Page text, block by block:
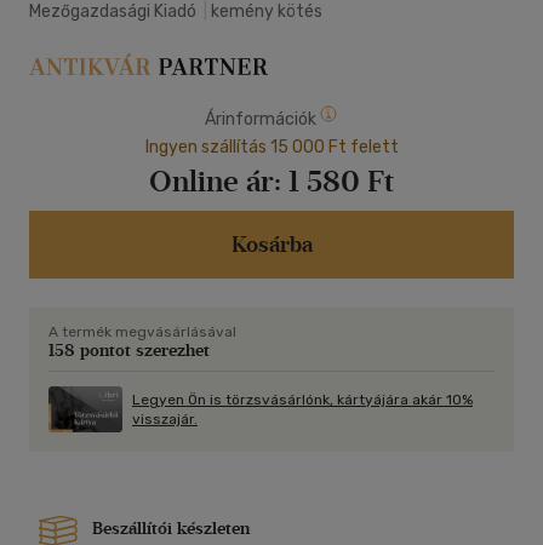
Mezőgazdasági Kiadó kemény kötés
Árinformációk
Ingyen szállítás 15 000 Ft felett
Online ár: 1 580 Ft
Kosárba
A termék megvásárlásával
158 pontot szerezhet
Legyen Ön is törzsvásárlónk, kártyájára akár 10%
visszajár.
Beszállítói készleten